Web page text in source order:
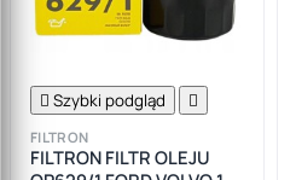
 Szybki podgląd 
FILTRON
FILTRON FILTR OLEJU